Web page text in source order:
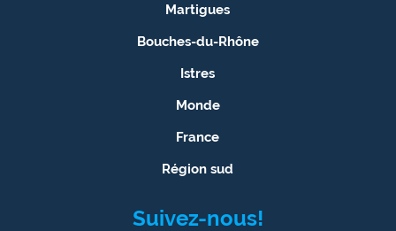
Martigues
Bouches-du-Rhône
Istres
Monde
France
Région sud
Suivez-nous!